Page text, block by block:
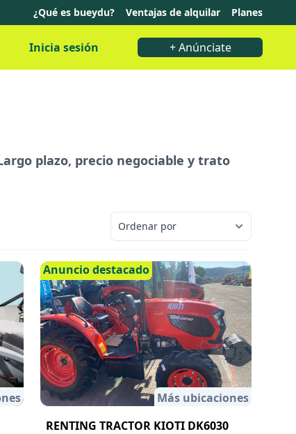
¿Qué es bueydu? Ventajas de alquilar Planes
Inicia sesión + Anúnciate
plazo, precio negociable y trato
Anuncio destacado
Más ubicaciones
RENTING TRACTOR KIOTI DK6030